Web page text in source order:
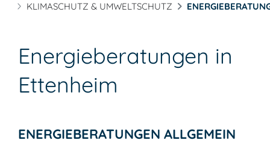
KLIMASCHUTZ & UMWELTSCHUTZ
Energieberatungen in
Ettenheim
ENERGIEBERATUNGEN ALLGEMEIN